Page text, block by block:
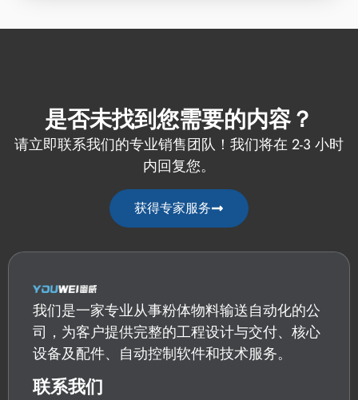
是否未找到您需要的内容？
请立即联系我们的专业销售团队！我们将在 2-3 小时
内回复您。
获得专家服务
我们是一家专业从事粉体物料输送自动化的公
司，为客户提供完整的工程设计与交付、核心
设备及配件、自动控制软件和技术服务。
联系我们